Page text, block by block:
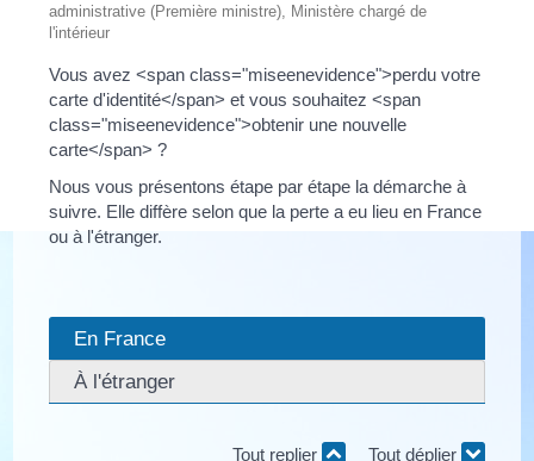
administrative (Première ministre), Ministère chargé de
l'intérieur
Vous avez <span class="miseenevidence">perdu votre
carte d'identité</span> et vous souhaitez <span
class="miseenevidence">obtenir une nouvelle
carte</span> ?
Nous vous présentons étape par étape la démarche à
suivre. Elle diffère selon que la perte a eu lieu en France
ou à l'étranger.
En France
À l'étranger
Tout replier Tout déplier